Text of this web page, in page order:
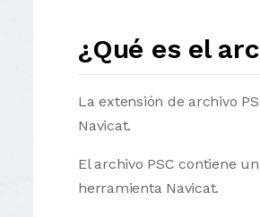
¿Qué es el
La extensión de archivo
Navicat.
El archivo PSC contiene
herramienta Navicat.